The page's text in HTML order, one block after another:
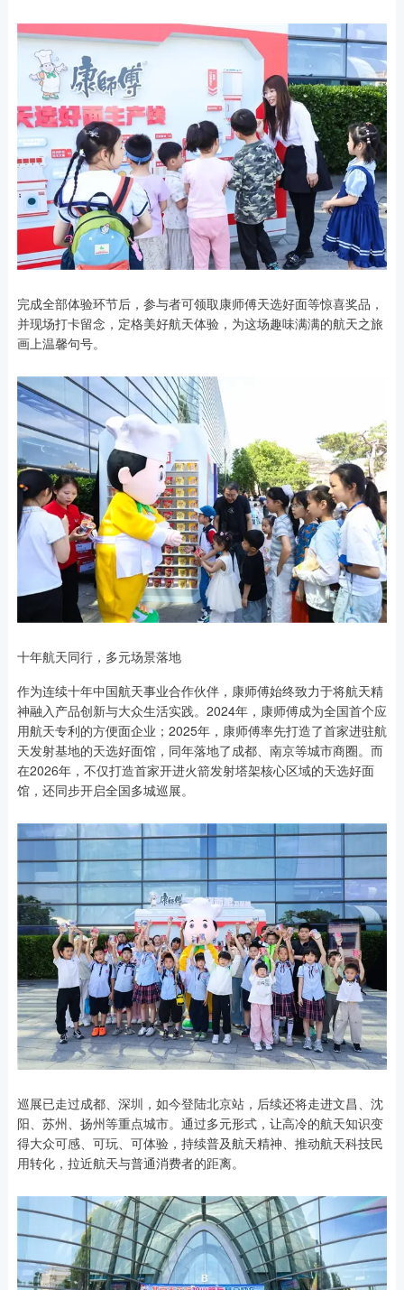
完成全部体验环节后，参与者可领取康师傅天选好面等惊喜奖品，
并现场打卡留念，定格美好航天体验，为这场趣味满满的航天之旅
画上温馨句号。
十年航天同行，多元场景落地
作为连续十年中国航天事业合作伙伴，康师傅始终致力于将航天精
神融入产品创新与大众生活实践。2024年，康师傅成为全国首个应
用航天专利的方便面企业；2025年，康师傅率先打造了首家进驻航
天发射基地的天选好面馆，同年落地了成都、南京等城市商圈。而
在2026年，不仅打造首家开进火箭发射塔架核心区域的天选好面
馆，还同步开启全国多城巡展。
巡展已走过成都、深圳，如今登陆北京站，后续还将走进文昌、沈
阳、苏州、扬州等重点城市。通过多元形式，让高冷的航天知识变
得大众可感、可玩、可体验，持续普及航天精神、推动航天科技民
用转化，拉近航天与普通消费者的距离。